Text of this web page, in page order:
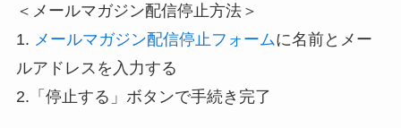
＜メールマガジン配信停止方法＞
1. メールマガジン配信停止フォームに名前とメー
ルアドレスを入力する
2.「停止する」ボタンで手続き完了